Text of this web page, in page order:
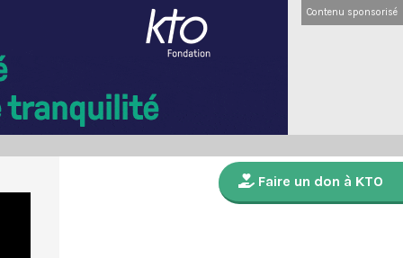
Contenu sponsorisé
Faire un don à KTO